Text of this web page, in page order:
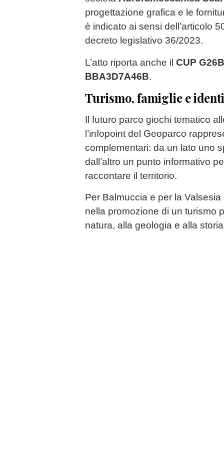
progettazione grafica e le
è indicato ai sensi dell’articolo
decreto legislativo 36/2023.
L’atto riporta anche il CUP
BBA3D7A46B.
Turismo, famiglie e
Il futuro parco giochi tematico
l’infopoint del Geoparco
complementari: da un lato uno
dall’altro un punto informativo
raccontare il territorio.
Per Balmuccia e per la
nella promozione di un turismo
natura, alla geologia e alla